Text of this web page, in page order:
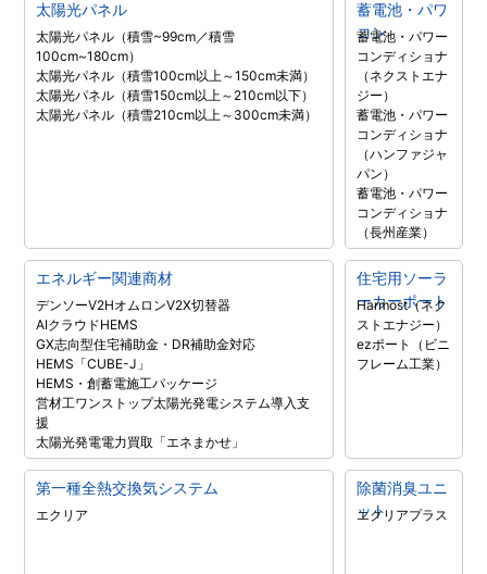
太陽光パネル
太陽光パネル（積雪~99cm／積雪
100cm~180cm）
太陽光パネル（積雪100cm以上～150cm未満）
太陽光パネル（積雪150cm以上～210cm以下）
太陽光パネル（積雪210cm以上～300cm未満）
蓄電池・パワ
コン
蓄電池・パワー
コンディショナ
（ネクストエナ
ジー）
蓄電池・パワー
コンディショナ
（ハンファジャ
パン）
蓄電池・パワー
コンディショナ
（長州産業）
エネルギー関連商材
デンソーV2HオムロンV2X切替器
AIクラウドHEMS
GX志向型住宅補助金・DR補助金対応
HEMS「CUBE-J」
HEMS・創蓄電施工パッケージ
営材工ワンストップ太陽光発電システム導入支
援
太陽光発電電力買取「エネまかせ」
住宅用ソーラ
ーカーポート
Harmost（ネク
ストエナジー）
ezポート（ビニ
フレーム工業）
第一種全熱交換気システム
エクリア
除菌消臭ユニ
ット
エクリアプラス